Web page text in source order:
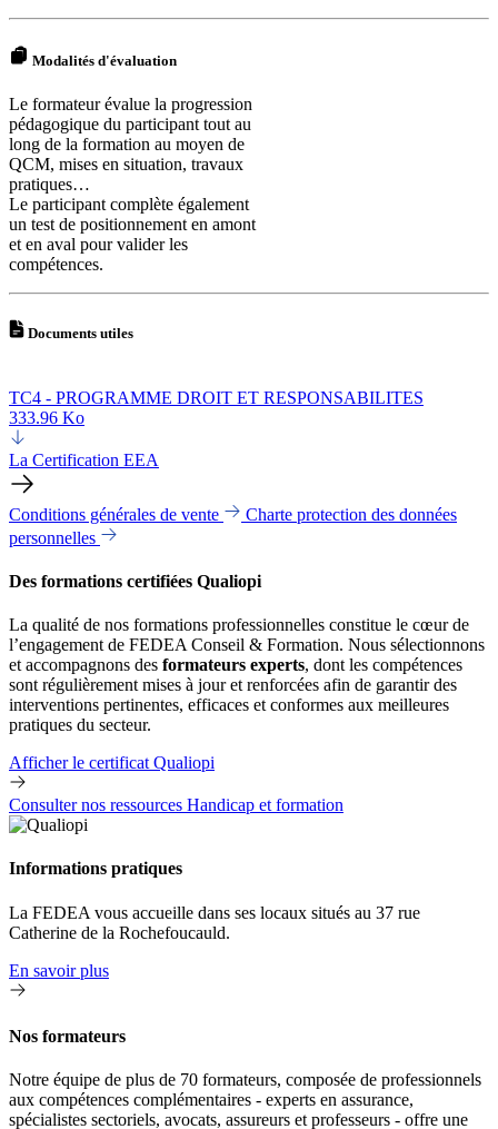
Modalités d'évaluation
Le formateur évalue la progression
pédagogique du participant tout au
long de la formation au moyen de
QCM, mises en situation, travaux
pratiques…
Le participant complète également
un test de positionnement en amont
et en aval pour valider les
compétences.
Documents utiles
TC4 - PROGRAMME DROIT ET RESPONSABILITES
333.96 Ko
La Certification EEA
Conditions générales de vente
Charte protection des données
personnelles
Des formations certifiées Qualiopi
La qualité de nos formations professionnelles constitue le cœur de
l’engagement de FEDEA Conseil & Formation. Nous sélectionnons
et accompagnons des formateurs experts, dont les compétences
sont régulièrement mises à jour et renforcées afin de garantir des
interventions pertinentes, efficaces et conformes aux meilleures
pratiques du secteur.
Afficher le certificat Qualiopi
Consulter nos ressources Handicap et formation
Informations pratiques
La FEDEA vous accueille dans ses locaux situés au 37 rue
Catherine de la Rochefoucauld.
En savoir plus
Nos formateurs
Notre équipe de plus de 70 formateurs, composée de professionnels
aux compétences complémentaires - experts en assurance,
spécialistes sectoriels, avocats, assureurs et professeurs - offre une